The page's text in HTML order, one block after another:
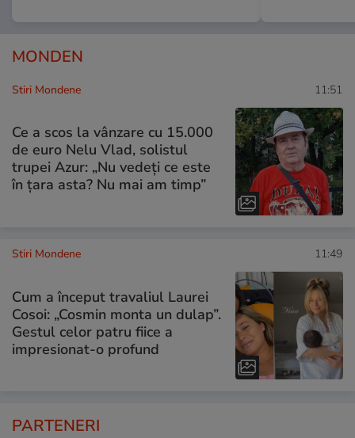
MONDEN
Stiri Mondene 11:51
Ce a scos la vânzare cu 15.000
de euro Nelu Vlad, solistul
trupei Azur: „Nu vedeți ce este
în țara asta? Nu mai am timp”
Stiri Mondene 11:49
Cum a început travaliul Laurei
Cosoi: „Cosmin monta un dulap”.
Gestul celor patru fiice a
impresionat-o profund
PARTENERI